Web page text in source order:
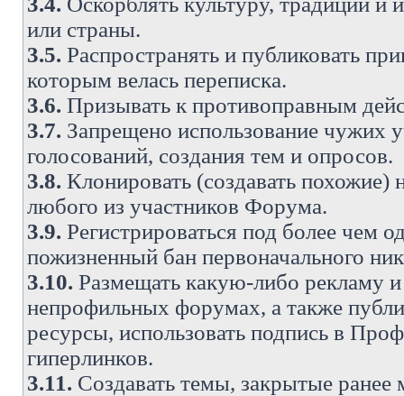
или страны.
3.5. Распространять и публиковать
которым велась переписка.
3.6. Призывать к противоправным
3.7. Запрещено использование чужих
голосований, создания тем и опросов.
3.8. Клонировать (создавать похожие)
любого из участников Форума.
3.9. Регистрироваться под более чем
пожизненный бан первоначального
3.10. Размещать какую-либо рекламу
непрофильных форумах, а также
ресурсы, использовать подпись в
гиперлинков.
3.11. Создавать темы, закрытые ранее